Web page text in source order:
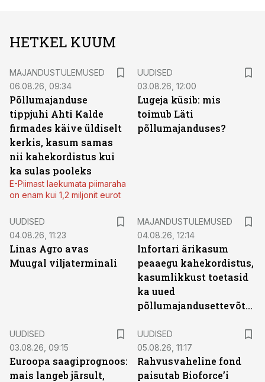
HETKEL KUUM
MAJANDUSTULEMUSED
06.08.26, 09:34
Põllumajanduse
tippjuhi Ahti Kalde
firmades käive üldiselt
kerkis, kasum samas
nii kahekordistus kui
ka sulas pooleks
E-Piimast laekumata piimaraha
on enam kui 1,2 miljonit eurot
UUDISED
03.08.26, 12:00
Lugeja küsib: mis
toimub Läti
põllumajanduses?
UUDISED
04.08.26, 11:23
Linas Agro avas
Muugal viljaterminali
MAJANDUSTULEMUSED
04.08.26, 12:14
Infortari ärikasum
peaaegu kahekordistus,
kasumlikkust toetasid
ka uued
põllumajandusettevõtted
UUDISED
03.08.26, 09:15
Euroopa saagiprognoos:
mais langeb järsult,
UUDISED
05.08.26, 11:17
Rahvusvaheline fond
paisutab Bioforce’i